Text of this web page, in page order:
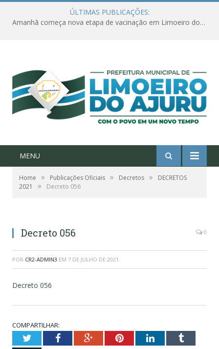
ÚLTIMAS PUBLICAÇÕES:
Amanhã começa nova etapa de vacinação em Limoeiro do Ajuru para idosos com 65 ou mais
MENU
Home » Publicações Oficiais » Decretos »
DECRETOS
2021
» Decreto 056
Decreto 056 0
POR CR2-ADMIN3 EM 7 DE JULHO DE 2021
Decreto 056
COMPARTILHAR:
TwitterFacebookGoogle+PinterestLinkedInTumblr